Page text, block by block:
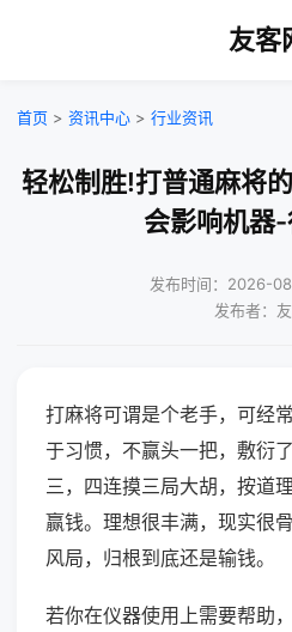
友客
首页 > 资讯中心 > 行业资讯
轻松制胜!打普通麻将
会影响机器
发布时间：2026-
发布者：
打麻将可谓是个老手，可经
于习惯，不赢头一把，敷衍
三，四连摸三局大胡，按道
赢钱。理想很丰满，现实很
风局，归根到底还是输钱。
若你在仪器使用上需要帮助